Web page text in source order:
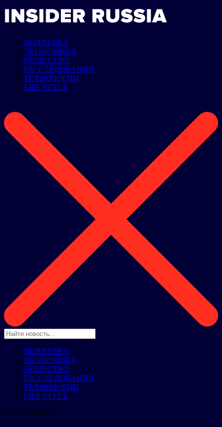
ПОЛИТИКА
ЭКОНОМИКА
ОБЩЕСТВО
РАССЛЕДОВАНИЯ
ТЕХНОЛОГИИ
LIFE STYLE
ПОЛИТИКА
ЭКОНОМИКА
ОБЩЕСТВО
РАССЛЕДОВАНИЯ
ТЕХНОЛОГИИ
LIFE STYLE
ЭКОНОМИКА